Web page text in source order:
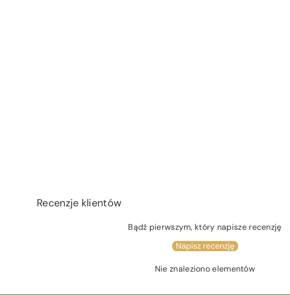
Recenzje klientów
Bądź pierwszym, który napisze recenzję
Napisz recenzję
Nie znaleziono elementów